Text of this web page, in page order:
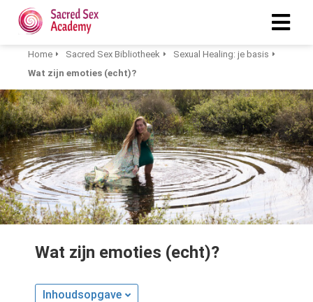
Home Sacred Sex Bibliotheek
Sexual Healing: je basis
Wat zijn emoties (echt)?
Wat zijn emoties (echt)?
Inhoudsopgave